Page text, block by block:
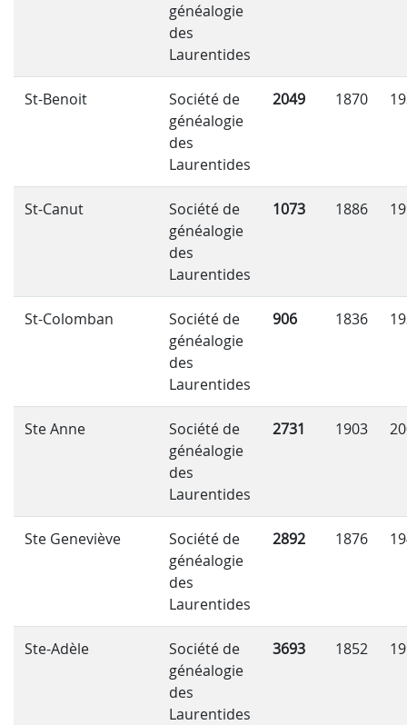
généalogie
des
Laurentides
St-Benoit
Société de
généalogie
des
Laurentides
2049 1870
St-Canut
Société de
généalogie
des
Laurentides
1073 1886
St-Colomban
Société de
généalogie
des
Laurentides
906 1836
Ste Anne
Société de
généalogie
des
Laurentides
2731 1903
Ste Geneviève
Société de
généalogie
des
Laurentides
2892 1876
Ste-Adèle
Société de
généalogie
des
Laurentides
3693 1852